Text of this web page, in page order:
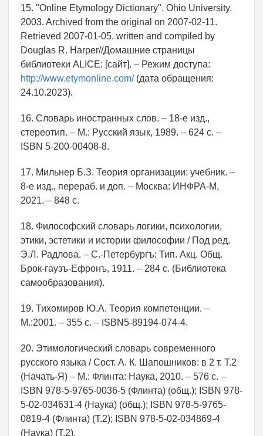
15. "Online Etymology Dictionary". Ohio University.
2003. Archived from the original on 2007-02-11.
Retrieved 2007-01-05. written and compiled by
Douglas R. Harper//Домашние страницы
библиотеки ALICE: [сайт]. – Режим доступа:
http://www.etymonline.com/(дата обращения:
24.10.2023).
16. Словарь иностранных слов. – 18-е изд.,
стереотип. – М.: Русский язык, 1989. – 624 с. –
ISBN 5-200-00408-8.
17. Мильнер Б.З. Теория организации: учебник. –
8-е изд., перераб. и доп. – Москва: ИНФРА-М,
2021. – 848 с.
18. Философский словарь логики, психологии,
этики, эстетики и истории философии / Под ред.
Э.Л. Радлова. – С.-Петербургъ: Тип. Акц. Общ.
Брок-гаузъ-Ефронъ, 1911. – 284 с. (Библиотека
самообразования).
19. Тихомиров Ю.А. Теория компетенции. –
М.:2001. – 355 с. – ISBN5-89194-074-4.
20. Этимологический словарь современного
русского языка / Сост. А. К. Шапошников: в 2 т. Т.2
(Начать-Я) – М.: Флинта: Наука, 2010. – 576 с. –
ISBN 978-5-9765-0036-5 (Флинта) (общ.); ISBN 978-
5-02-034631-4 (Наука) (общ.); ISBN 978-5-9765-
0819-4 (Флинта) (Т.2); ISBN 978-5-02-034869-4
(Наука) (Т.2).